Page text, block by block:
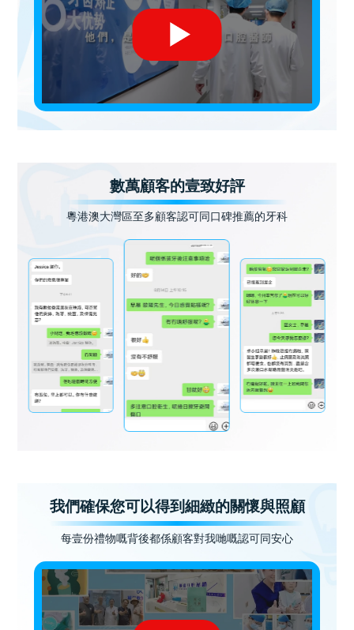
數萬顧客的壹致好評
粵港澳大灣區至多顧客認可同口碑推薦的牙科
我們確保您可以得到細緻的關懷與照顧
每壹份禮物嘅背後都係顧客對我哋嘅認可同安心